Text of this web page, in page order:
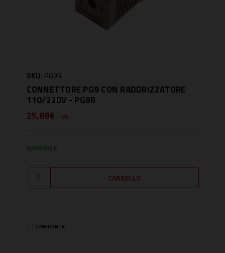
SKU: PG9R
CONNETTORE PG9 CON RADDRIZZATORE
110/220V - PG9R
25,88€ + IVA
DISPONIBILE
CONFRONTA